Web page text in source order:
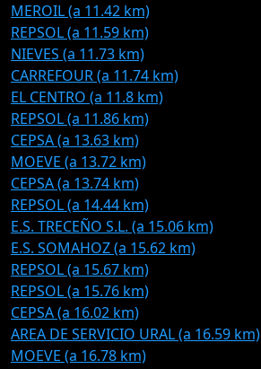
MEROIL (a 11.42 km)
REPSOL (a 11.59 km)
NIEVES (a 11.73 km)
CARREFOUR (a 11.74 km)
EL CENTRO (a 11.8 km)
REPSOL (a 11.86 km)
CEPSA (a 13.63 km)
MOEVE (a 13.72 km)
CEPSA (a 13.74 km)
REPSOL (a 14.44 km)
E.S. TRECEÑO S.L. (a 15.06 km)
E.S. SOMAHOZ (a 15.62 km)
REPSOL (a 15.67 km)
REPSOL (a 15.76 km)
CEPSA (a 16.02 km)
AREA DE SERVICIO URAL (a 16.59 km)
MOEVE (a 16.78 km)